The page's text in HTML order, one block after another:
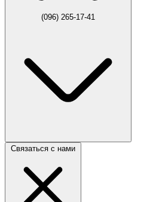
(096) 265-17-41
Связаться с нами